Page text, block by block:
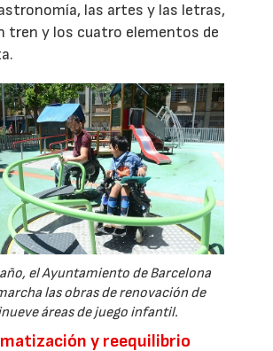
las artes y las letras,
tren y los cuatro elementos de
el Ayuntamiento de Barcelona
las obras de renovación de
áreas de juego infantil.
y reequilibrio